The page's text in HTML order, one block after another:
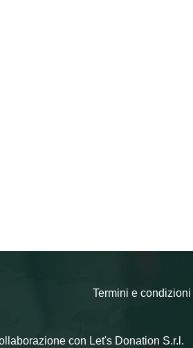
Termini e condizioni
con Let's Donation S.r.l.